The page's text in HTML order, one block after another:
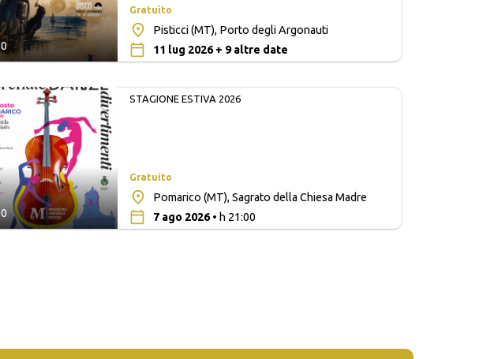
0
Gratuito
Pisticci (MT), Porto degli Argonauti
11 lug 2026 + 9 altre date
0
STAGIONE ESTIVA 2026
Gratuito
Pomarico (MT), Sagrato della Chiesa Madre
7 ago 2026• h 21:00